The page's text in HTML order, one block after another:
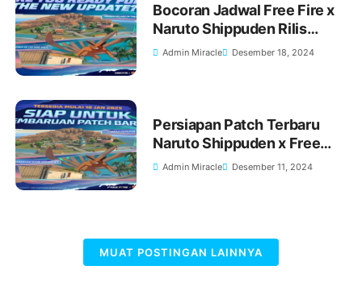
Bocoran Jadwal Free Fire x
Naruto Shippuden Rilis
Januari 2025, Siap Jelajahi
Admin Miracle Desember 18, 2024
Persiapan Patch Terbaru
Naruto Shippuden x Free
Fire pada Januari 2025
Admin Miracle Desember 11, 2024
MUAT POSTINGAN LAINNYA